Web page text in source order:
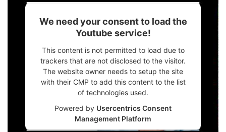
We need your consent to load the
Youtube service!
This content is not permitted to load due to
trackers that are not disclosed to the visitor.
The website owner needs to setup the site
with their CMP to add this content to the list
of technologies used.
Powered by Usercentrics Consent
Management Platform